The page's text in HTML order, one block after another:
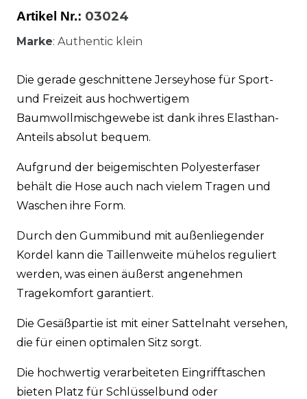
Artikel Nr.: 03024
Marke: Authentic klein
Die gerade geschnittene Jerseyhose für Sport-
und Freizeit aus hochwertigem
Baumwollmischgewebe ist dank ihres Elasthan-
Anteils absolut bequem.
Aufgrund der beigemischten Polyesterfaser
behält die Hose auch nach vielem Tragen und
Waschen ihre Form.
Durch den Gummibund mit außenliegender
Kordel kann die Taillenweite mühelos reguliert
werden, was einen äußerst angenehmen
Tragekomfort garantiert.
Die Gesäßpartie ist mit einer Sattelnaht versehen,
die für einen optimalen Sitz sorgt.
Die hochwertig verarbeiteten Eingrifftaschen
bieten Platz für Schlüsselbund oder